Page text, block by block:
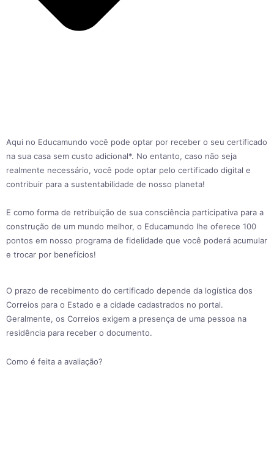
Aqui no Educamundo você pode optar por receber o seu certificado
na sua casa sem custo adicional*. No entanto, caso não seja
realmente necessário, você pode optar pelo certificado digital e
contribuir para a sustentabilidade de nosso planeta!
E como forma de retribuição de sua consciência participativa para a
construção de um mundo melhor, o Educamundo lhe oferece 100
pontos em nosso programa de fidelidade que você poderá acumular
e trocar por benefícios!
O prazo de recebimento do certificado depende da logística dos
Correios para o Estado e a cidade cadastrados no portal.
Geralmente, os Correios exigem a presença de uma pessoa na
residência para receber o documento.
Como é feita a avaliação?